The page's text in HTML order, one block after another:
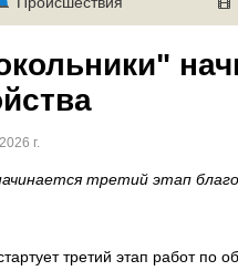
г.
третий этап
третий этап работ по